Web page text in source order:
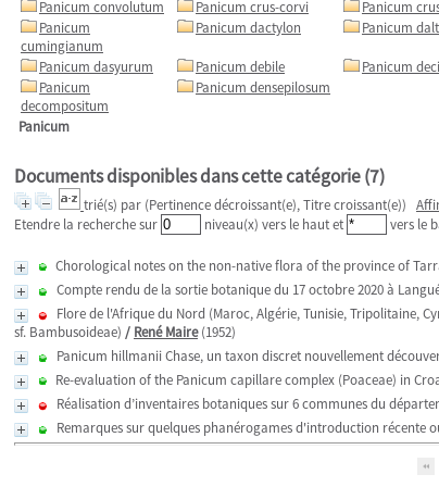
Panicum convolutum Panicum crus-corvi
Panicum
Panicum
cumingianum
Panicum dactylon Panicum
Panicum dasyurum Panicum debile
Panicum
Panicum
decompositum
Panicum densepilosum
Panicum
Documents disponibles dans cette catégorie (7)
trié(s) par (Pertinence décroissant(e), Titre croissant(e))
Etendre la recherche sur
niveau(x) vers le haut et vers le
Chorological notes on the non-native flora of the province of
Compte rendu de la sortie botanique du 17 octobre 2020 à
Flore de l'Afrique du Nord (Maroc, Algérie, Tunisie, Tripolitaine,
sf. Bambusoideae) / René Maire(1952)
Panicum hillmanii Chase, un taxon discret nouvellement
Re-evaluation of the Panicum capillare complex (Poaceae) in
Réalisation d’inventaires botaniques sur 6 communes du
Remarques sur quelques phanérogames d'introduction récente